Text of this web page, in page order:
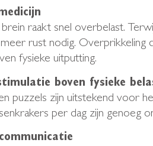
raakt snel overbelast.
rust nodig.
fysieke uitputting.
boven fysieke
puzzels zijn uitstekend voor
per dag zijn genoeg